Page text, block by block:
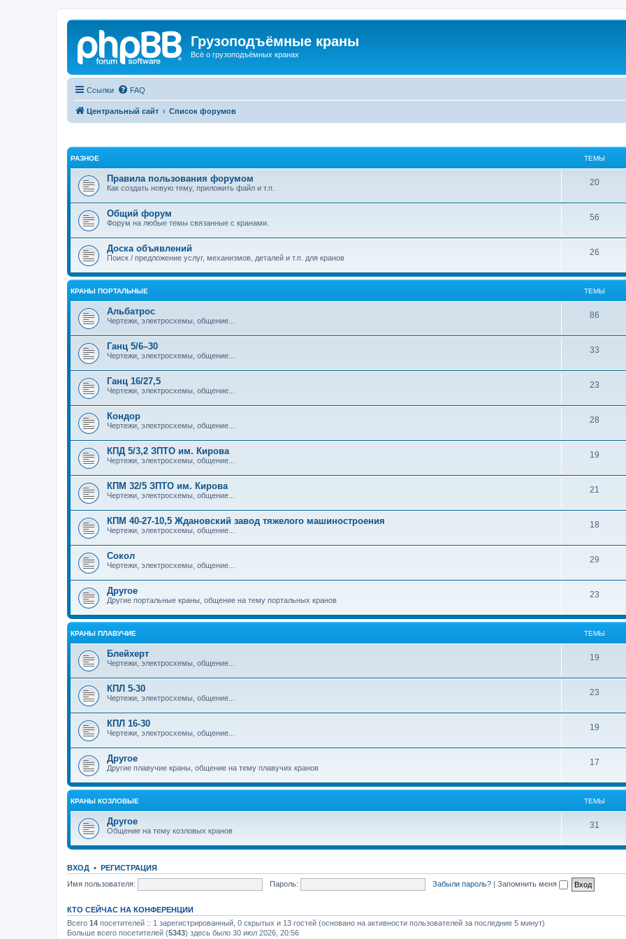
Грузоподъёмные краны
Всё о грузоподъёмных кранах
Ссылки FAQ
Центральный сайт Список форумов
РАЗНОЕ ТЕМЫ
Правила пользования форумом
Как создать новую тему, приложить файл и т.п.
20
Общий форум
Форум на любые темы связанные с кранами.
56
Доска объявлений
Поиск / предложение услуг, механизмов, деталей и т.п. для кранов
26
КРАНЫ ПОРТАЛЬНЫЕ ТЕМЫ
Альбатрос
Чертежи, электросхемы, общение...
86
Ганц 5/6–30
Чертежи, электросхемы, общение...
33
Ганц 16/27,5
Чертежи, электросхемы, общение...
23
Кондор
Чертежи, электросхемы, общение...
28
КПД 5/3,2 ЗПТО им. Кирова
Чертежи, электросхемы, общение...
19
КПМ 32/5 ЗПТО им. Кирова
Чертежи, электросхемы, общение...
21
КПМ 40-27-10,5 Ждановский завод тяжелого машиностроения
Чертежи, электросхемы, общение...
18
Сокол
Чертежи, электросхемы, общение...
29
Другое
Другие портальные краны, общение на тему портальных кранов
23
КРАНЫ ПЛАВУЧИЕ ТЕМЫ
Блейхерт
Чертежи, электросхемы, общение...
19
КПЛ 5-30
Чертежи, электросхемы, общение...
23
КПЛ 16-30
Чертежи, электросхемы, общение...
19
Другое
Другие плавучие краны, общение на тему плавучих кранов
17
КРАНЫ КОЗЛОВЫЕ ТЕМЫ
Другое
Общение на тему козловых кранов
31
ВХОД • РЕГИСТРАЦИЯ
Имя пользователя:
Пароль: Забыли пароль? | Запомнить меня
КТО СЕЙЧАС НА КОНФЕРЕНЦИИ
Всего 14 посетителей :: 1 зарегистрированный, 0 скрытых и 13 гостей (основано на активности пользователей за последние 5 минут)
Больше всего посетителей (5343) здесь было 30 июл 2026, 20:56